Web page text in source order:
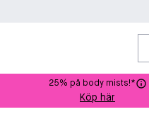
25% på body mists!*
Köp här